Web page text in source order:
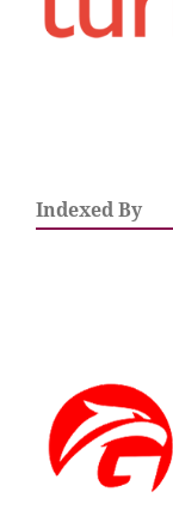
Indexed By